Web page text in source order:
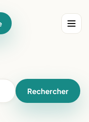
Rechercher